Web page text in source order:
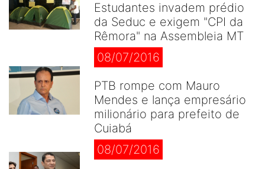
Estudantes invadem prédio
da Seduc e exigem "CPI da
Rêmora" na Assembleia MT
08/07/2016
PTB rompe com Mauro
Mendes e lança empresário
milionário para prefeito de
Cuiabá
08/07/2016